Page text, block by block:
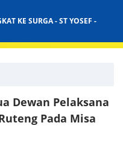
KE SURGA - ST YOSEF -
Dewan Pelaksana
Pada Misa